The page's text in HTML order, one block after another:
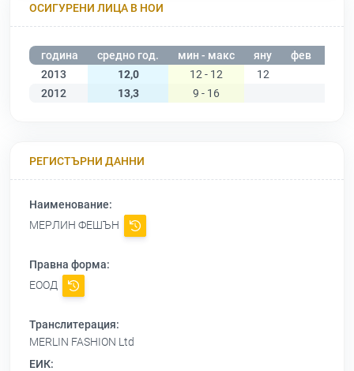
ОСИГУРЕНИ ЛИЦА В НОИ
година средно год. мин - макс яну фев
2013
12,0 12 - 12
12
2012
13,3 9 - 16
РЕГИСТЪРНИ ДАННИ
Наименование:
МЕРЛИН ФЕШЪН
Правна форма:
ЕООД
Транслитерация:
MERLIN FASHION Ltd
ЕИК: